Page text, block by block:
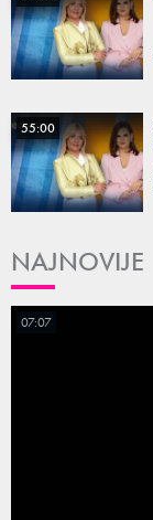
55:00
NAJNOVIJE
07:07